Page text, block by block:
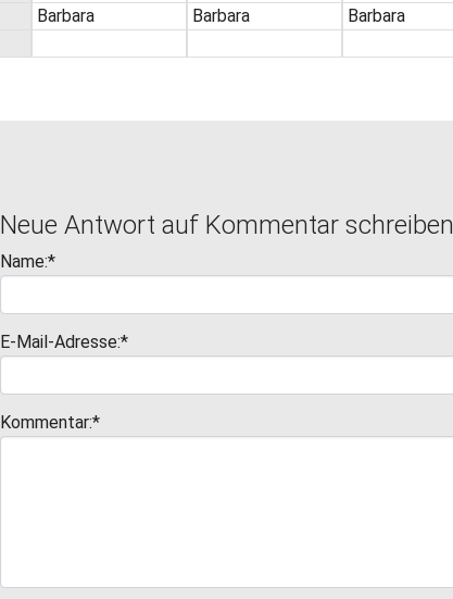
Barbara Barbara Barbara
Neue Antwort auf Kommentar schreiben
Name:*
E-Mail-Adresse:*
Kommentar:*